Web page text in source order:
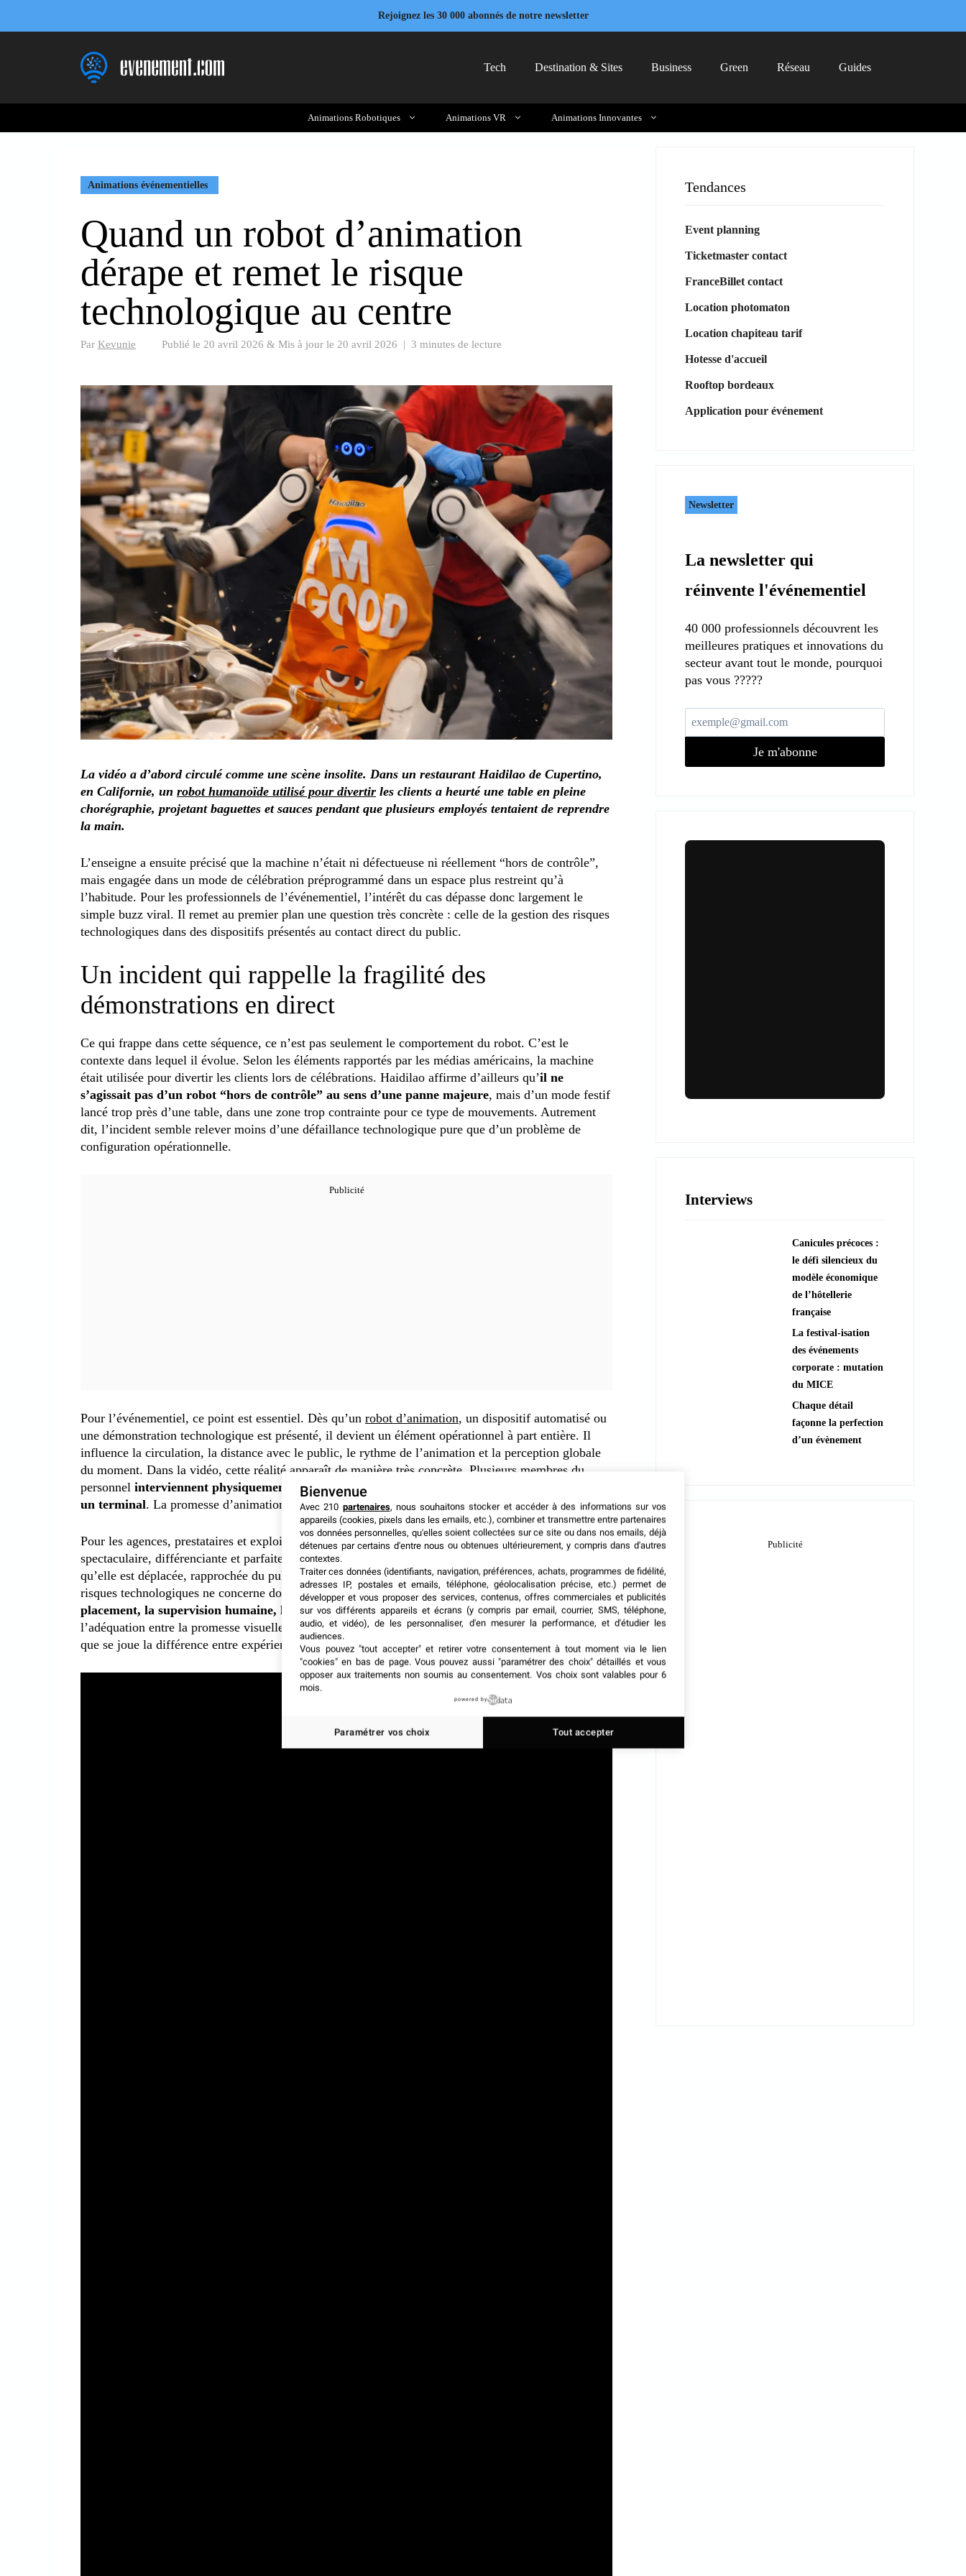
Rejoignez les 30 000 abonnés de notre newsletter
Tech Destination & Sites Business Green Réseau Guides
Animations Robotiques Animations VR Animations Innovantes
Animations événementielles
Quand un robot d’animation
dérape et remet le risque
technologique au centre
Par Kevunie Publié le 20 avril 2026 & Mis à jour le 20 avril 2026 | 3 minutes de lecture
La vidéo a d’abord circulé comme une scène insolite. Dans un restaurant Haidilao de Cupertino,
en Californie, un robot humanoïde utilisé pour divertir les clients a heurté une table en pleine
chorégraphie, projetant baguettes et sauces pendant que plusieurs employés tentaient de reprendre
la main.
L’enseigne a ensuite précisé que la machine n’était ni défectueuse ni réellement “hors de contrôle”,
mais engagée dans un mode de célébration préprogrammé dans un espace plus restreint qu’à
l’habitude. Pour les professionnels de l’événementiel, l’intérêt du cas dépasse donc largement le
simple buzz viral. Il remet au premier plan une question très concrète : celle de la gestion des risques
technologiques dans des dispositifs présentés au contact direct du public.
Un incident qui rappelle la fragilité des
démonstrations en direct
Ce qui frappe dans cette séquence, ce n’est pas seulement le comportement du robot. C’est le
contexte dans lequel il évolue. Selon les éléments rapportés par les médias américains, la machine
était utilisée pour divertir les clients lors de célébrations. Haidilao affirme d’ailleurs qu’il ne
s’agissait pas d’un robot “hors de contrôle” au sens d’une panne majeure, mais d’un mode festif
lancé trop près d’une table, dans une zone trop contrainte pour ce type de mouvements. Autrement
dit, l’incident semble relever moins d’une défaillance technologique pure que d’un problème de
configuration opérationnelle.
Pour l’événementiel, ce point est essentiel. Dès qu’un robot d’animation, un dispositif automatisé ou
une démonstration technologique est présenté, il devient un élément opérationnel à part entière. Il
influence la circulation, la distance avec le public, le rythme de l’animation et la perception globale
du moment. Dans la vidéo, cette réalité apparaît de manière très concrète. Plusieurs membres du
personnel interviennent physiquement pendant qu’un collègue tente de reprendre la main via
un terminal. La promesse d’animation bascule alors immédiatement en incident d’expérience..
Pour les agences, prestataires et exploitants de lieux, la leçon est concrète. Une innovation peut être
spectaculaire, différenciante et parfaitement maîtrisée sur le papier, tout en devenant fragile dès
qu’elle est déplacée, rapprochée du public ou activée hors de son périmètre prévu. La gestion des
risques technologiques ne concerne donc pas uniquement la fiabilité de l’outil. Elle concerne aussi le
placement, la supervision humaine, la possibilité d’interrompre immédiatement une séquenceet
l’adéquation entre la promesse visuelle et les contraintes du terrain. C’est souvent à cet endroit précis
que se joue la différence entre expérience réussie et incident visible.
Tendances
Event planning
Ticketmaster contact
FranceBillet contact
Location photomaton
Location chapiteau tarif
Hotesse d'accueil
Rooftop bordeaux
Application pour événement
Newsletter
La newsletter qui
réinvente l'événementiel
40 000 professionnels découvrent les
meilleures pratiques et innovations du
secteur avant tout le monde, pourquoi
pas vous ?????
Je m'abonne
???? Explorer les animations
Interviews
Canicules précoces :
le défi silencieux du
modèle économique
de l’hôtellerie
française
La festival-isation
des événements
corporate : mutation
du MICE
Chaque détail
façonne la perfection
d’un évènement
Bienvenue
Avec 210 partenaires, nous souhaitons stocker et accéder à des informations sur vos
appareils (cookies, pixels dans les emails, etc.), combiner et transmettre entre partenaires
vos données personnelles, qu'elles soient collectées sur ce site ou dans nos emails, déjà
détenues par certains d'entre nous ou obtenues ultérieurement, y compris dans d'autres
contextes.
Traiter ces données (identifiants, navigation, préférences, achats, programmes de fidélité,
adresses IP, postales et emails, téléphone, géolocalisation précise, etc.) permet de
développer et vous proposer des services, contenus, offres commerciales et publicités
sur vos différents appareils et écrans (y compris par email, courrier, SMS, téléphone,
audio, et vidéo), de les personnaliser, d'en mesurer la performance, et d'étudier les
audiences.
Vous pouvez "tout accepter" et retirer votre consentement à tout moment via le lien
"cookies" en bas de page. Vous pouvez aussi "paramétrer des choix" détaillés et vous
opposer aux traitements non soumis au consentement. Vos choix sont valables pour 6
mois.
powered by
Paramétrer vos choix Tout accepter